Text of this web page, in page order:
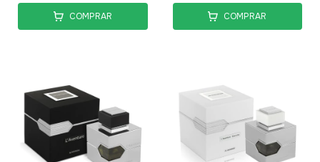
COMPRAR COMPRAR